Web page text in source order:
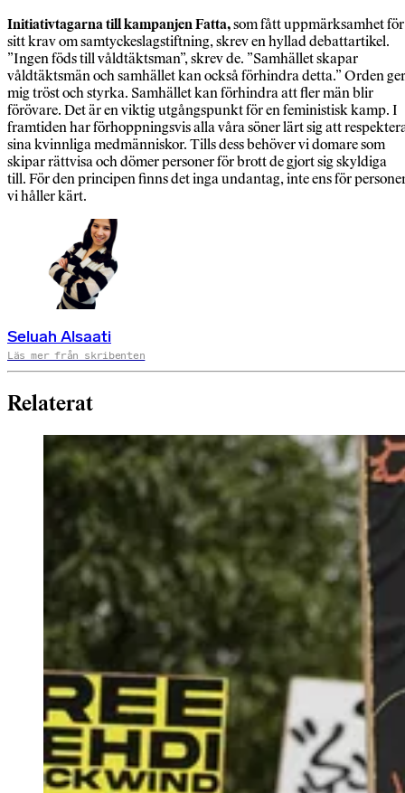
Initiativtagarna till kampanjen Fatta,som fått uppmärksamhet för
sitt krav om samtyckeslagstiftning, skrev en hyllad debattartikel.
”Ingen föds till våldtäktsman”, skrev de. ”Samhället skapar
våldtäktsmän och samhället kan också förhindra detta.” Orden ger
mig tröst och styrka. Samhället kan förhindra att fler män blir
förövare. Det är en viktig utgångspunkt för en feministisk kamp. I
framtiden har förhoppningsvis alla våra söner lärt sig att
sina kvinnliga medmänniskor. Tills dess behöver vi domare som
skipar rättvisa och dömer personer för brott de gjort sig skyldiga
till. För den principen finns det inga undantag, inte ens för
vi håller kärt.
Seluah Alsaati
Läs mer från skribenten
Relaterat